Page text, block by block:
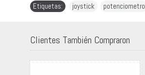
Etiquetas: joystick potenciometro
Clientes También Compraron